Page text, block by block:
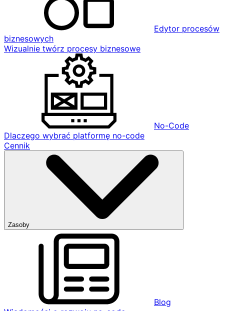
Edytor procesów
biznesowych
Wizualnie twórz procesy biznesowe
No-Code
Dlaczego wybrać platformę no-code
Cennik
Zasoby
Blog